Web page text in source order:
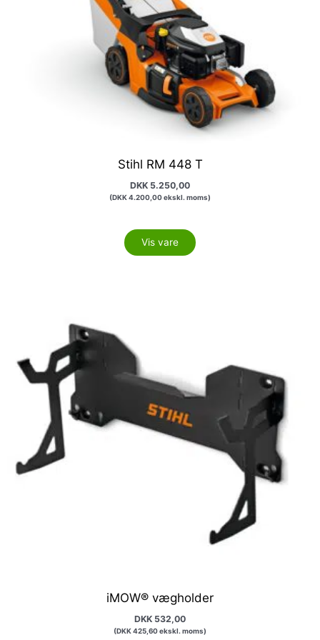
Stihl RM 448 T
DKK 5.250,00
(DKK4.200,00ekskl. moms)
Vis vare
iMOW® vægholder
DKK 532,00
(DKK425,60ekskl. moms)